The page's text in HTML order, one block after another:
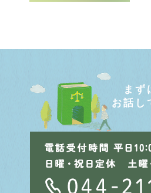
まず
お話し